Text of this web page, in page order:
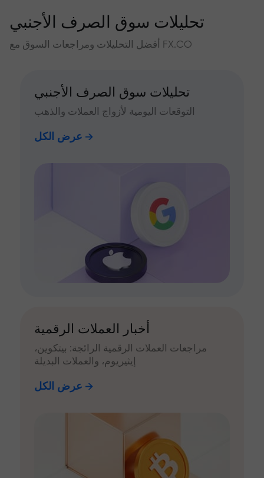
تحليلات سوق الصرف الأجنبي
أفضل التحليلات ومراجعات السوق مع FX.CO
تحليلات سوق الصرف الأجنبي
التوقعات اليومية لأزواج العملات والذهب
عرض الكل
أخبار العملات الرقمية
مراجعات العملات الرقمية الرائجة: بيتكوين،
إيثيريوم، والعملات البديلة
عرض الكل